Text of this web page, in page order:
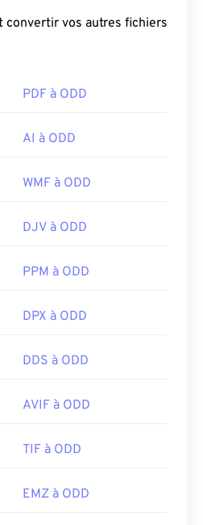
convertir vos autres fichiers
PDF à ODD
AI à ODD
WMF à ODD
DJV à ODD
PPM à ODD
DPX à ODD
DDS à ODD
AVIF à ODD
TIF à ODD
EMZ à ODD